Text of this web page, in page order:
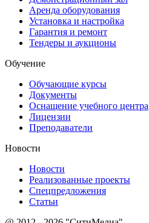
Аренда оборудования
Установка и настройка
Гарантия и ремонт
Тендеры и аукционы
Обучение
Обучающие курсы
Документы
Оснащение учебного центра
Лицензии
Преподаватели
Новости
Новости
Реализованные проекты
Спецпредложения
Статьи